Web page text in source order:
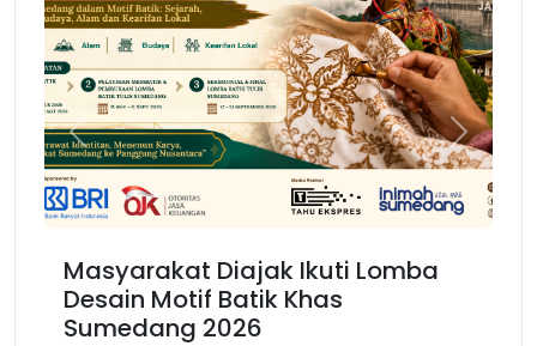
Diajak Ikuti Lomba
Motif Batik Khas
2026
Karnaval
Previous Next